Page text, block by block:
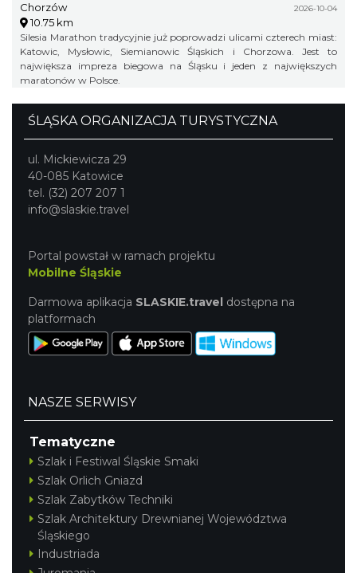
Chorzów 2026-10-04
10.75 km
Silesia Marathon tradycyjnie już poprowadzi ulicami czterech miast:
Katowic, Mysłowic, Siemianowic Śląskich i Chorzowa. Jest to
największa impreza biegowa na Śląsku i jeden z największych
maratonów w Polsce.
ŚLĄSKA ORGANIZACJA TURYSTYCZNA
ul. Mickiewicza 29
40-085 Katowice
tel. (32) 207 207 1
info@slaskie.travel
Portal powstał w ramach projektu
Mobilne Śląskie
Darmowa aplikacja SLASKIE.travel dostępna na
platformach
NASZE SERWISY
Tematyczne
Szlak i Festiwal Śląskie Smaki
Szlak Orlich Gniazd
Szlak Zabytków Techniki
Szlak Architektury Drewnianej Województwa
Śląskiego
Industriada